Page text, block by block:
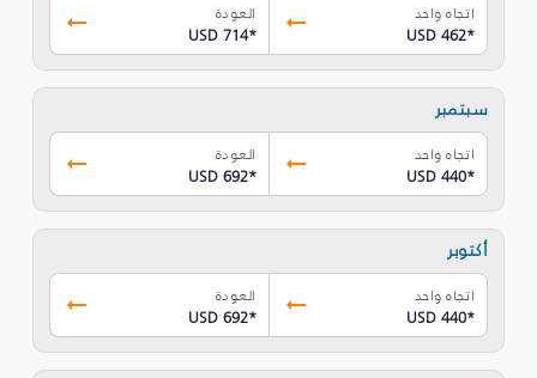
اتجاه واحد
USD 462*
العودة
USD 714*
سبتمبر
اتجاه واحد
USD 440*
العودة
USD 692*
أكتوبر
اتجاه واحد
USD 440*
العودة
USD 692*